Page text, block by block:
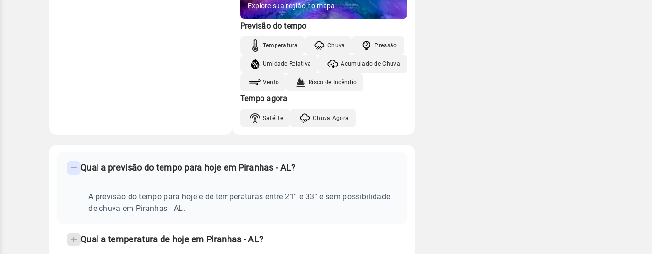
Explore sua região no mapa
Previsão do tempo
Temperatura Chuva Pressão
Umidade Relativa Acumulado de Chuva
Vento Risco de Incêndio
Tempo agora
Satélite Chuva Agora
PREVISÃO
frequentes
temperatura
Qual a previsão do tempo para hoje em Piranhas - AL?
A previsão do tempo para hoje é de temperaturas entre 21° e 33° e sem possibilidade
de chuva em Piranhas - AL.
Qual a temperatura de hoje em Piranhas - AL?